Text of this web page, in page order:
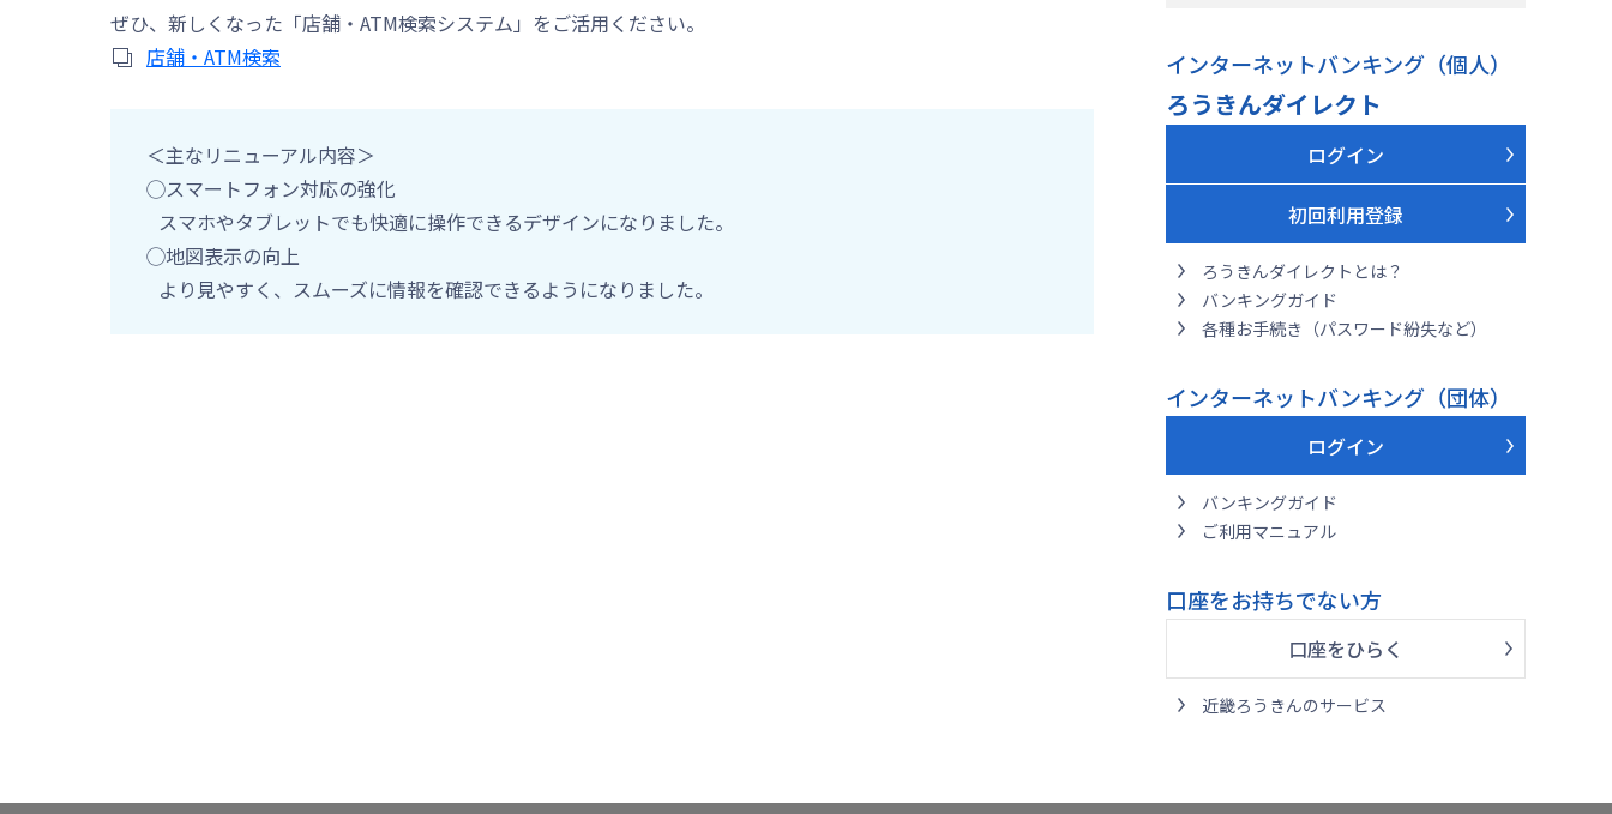
ぜひ、新しくなった「店舗・ATM検索システム」をご活用ください。
店舗・ATM検索
＜主なリニューアル内容＞
◯スマートフォン対応の強化
スマホやタブレットでも快適に操作できるデザインになりました。
◯地図表示の向上
より見やすく、スムーズに情報を確認できるようになりました。
インターネットバンキング（個人）
ろうきんダイレクト
ログイン
初回利用登録
ろうきんダイレクトとは？
バンキングガイド
各種お手続き（パスワード紛失など）
インターネットバンキング（団体）
ログイン
バンキングガイド
ご利用マニュアル
口座をお持ちでない方
口座をひらく
近畿ろうきんのサービス